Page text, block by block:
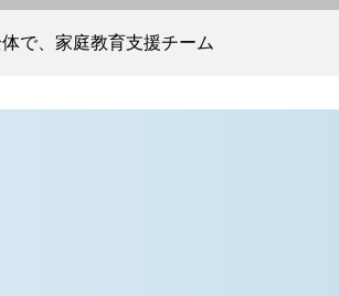
体で、家庭教育支援チーム